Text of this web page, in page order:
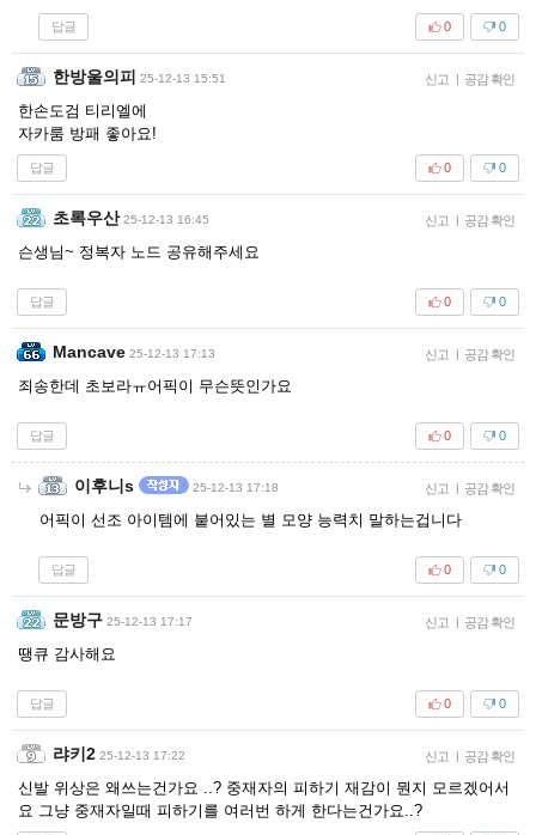
답글 0
0
한방울의피 25-12-13 15:51 신고 | 공감 확인
한손도검 티리엘에
자카룸 방패 좋아요!
답글 0
0
초록우산 25-12-13 16:45 신고 | 공감 확인
슨생님~ 정복자 노드 공유해주세요
답글 0
0
Mancave 25-12-13 17:13 신고 | 공감 확인
죄송한데 초보라ㅠ어픽이 무슨뜻인가요
답글 0
0
이후니s 25-12-13 17:18 신고 | 공감 확인
어픽이 선조 아이템에 붙어있는 별 모양 능력치 말하는겁니다
답글 0
0
문방구 25-12-13 17:17 신고 | 공감 확인
땡큐 감사해요
답글 0
0
랴키2 25-12-13 17:22 신고 | 공감 확인
신발 위상은 왜쓰는건가요 ..? 중재자의 피하기 재감이 뭔지 모르겠어서
요 그냥 중재자일때 피하기를 여러번 하게 한다는건가요..?